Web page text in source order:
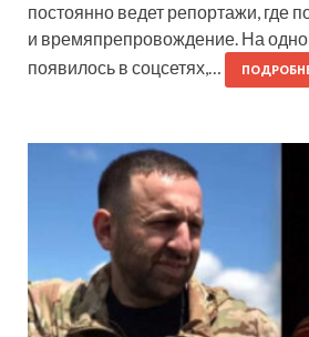
постоянно ведет репортажи, где
и времяпрепровождение. На
появилось в соцсетях,…